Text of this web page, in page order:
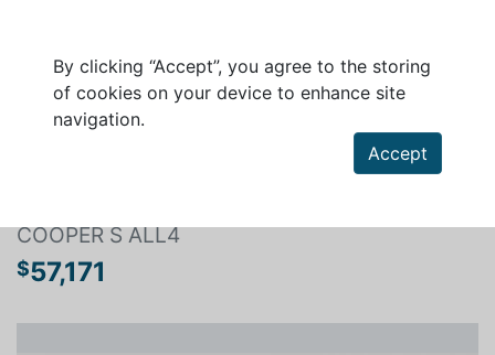
By clicking “Accept”, you agree to the storing
of cookies on your device to enhance site
navigation.
Accept
COOPER S ALL4
$57,171